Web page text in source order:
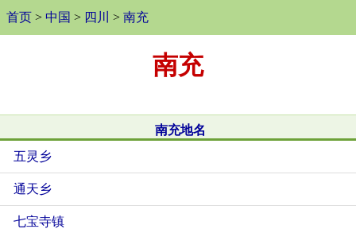
首页 > 中国 > 四川 > 南充
南充
南充地名
五灵乡
通天乡
七宝寺镇